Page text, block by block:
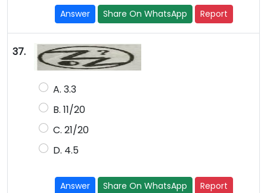
Answer Share On WhatsApp Report
37.
A. 3.3
B. 11/20
C. 21/20
D. 4.5
Answer Share On WhatsApp Report